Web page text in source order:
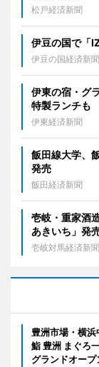
松戸経済新聞
伊豆の国で「
伊豆の国経済新聞
伊東の宿・グ
特製ランチも
伊東経済新聞
飯田線大学、
発売
飯田経済新聞
壱岐・重家酒
あきいち」発
壱岐対馬経済新聞
豊洲市場・横
鮨 豊洲 まぐろ
グランドオープ